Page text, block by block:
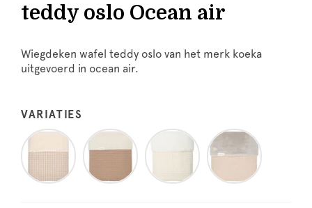
teddy oslo Ocean air
Wiegdeken wafel teddy oslo van het merk koeka
uitgevoerd in ocean air.
VARIATIES